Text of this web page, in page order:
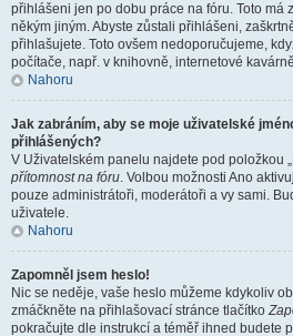
přihlášeni jen po dobu práce na fóru. Toto má
někým jiným. Abyste zůstali přihlášeni,
přihlašujete. Toto ovšem nedoporučujeme,
počítače, např. v knihovně, internetové
Nahoru
Jak zabráním, aby se moje uživatelské
přihlášených?
V Uživatelském panelu najdete pod položkou
přítomnost na fóru. Volbou možnosti Ano
pouze administrátoři, moderátoři a vy sami.
uživatele.
Nahoru
Zapomněl jsem heslo!
Nic se neděje, vaše heslo můžeme kdykoliv
zmáčkněte na přihlašovací stránce tlačítko
pokračujte dle instrukcí a téměř ihned budete